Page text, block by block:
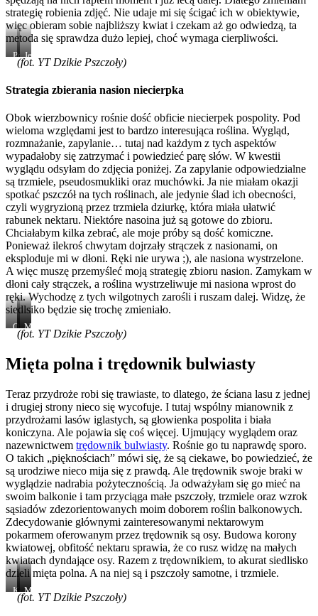
strategię robienia zdjęć. Nie udaje mi się ścigać ich w obiektywie,
więc obieram sobie najbliższy kwiat i czekam aż go odwiedzą, ta
metoda się sprawdza dużo lepiej, choć wymaga cierpliwości.
Pokaźny
okaz
jednak
z
jego
identyfikacją
gatunko,
ktoś
pomoże
;)?
Jest
i
na
drobny
wierzbownicy
(fot. YT Dzikie Pszczoły)
Strategia zbierania nasion niecierpka
Obok wierzbownicy rośnie dość obficie niecierpek pospolity. Pod
wieloma względami jest to bardzo interesująca roślina. Wygląd,
rozmnażanie, zapylanie… tutaj nad każdym z tych aspektów
wypadałoby się zatrzymać i powiedzieć parę słów. W kwestii
wyglądu odsyłam do zdjęcia poniżej. Za zapylanie odpowiedzialne
są trzmiele, pseudosmukliki oraz muchówki. Ja nie miałam okazji
spotkać pszczół na tych roślinach, ale jedynie ślad ich obecności,
czyli wygryzioną przez trzmiela dziurkę, która miała ułatwić
rabunek nektaru. Niektóre nasoina już są gotowe do zbioru.
Chciałabym kilka zebrać, ale moje próby są dość komiczne.
Ponieważ ilekroś chwytam dojrzały strączek z nasionami, on
eksploduje mi w dłoni. Ręki nie urywa ;), ale nasiona wystrzelone.
A więc muszę przemyśleć moją strategię zbioru nasion. Zamykam w
dłoni cały strączek, a roślina wystrzeliwuje mi nasiona wprost do
ręki. Wychodzę z tych wilgotnych zarośli i ruszam dalej. Widzę, że
siedlsiko będzie się trochę zmieniało.
Oryginalny
wygląd
budowa
kwiatu
Niecierpek
pospolity
zacienione
i
stanowiska
Można
zwrócić
na
dziurkę
przez
trzmiela
w
ostrodze
kwiatu
(fot. YT Dzikie Pszczoły)
Mięta polna i trędownik bulwiasty
Teraz przydroże robi się trawiaste, to dlatego, że ściana lasu z jednej
i drugiej strony nieco się wycofuje. I tutaj wspólny mianownik z
przydrożami lasów iglastych, są głowienka pospolita i biała
koniczyna. Ale pojawia się coś więcej. Ujmujący wyglądem oraz
nazewnictwem trędownik bulwiasty. Rośnie go tu naprawdę sporo.
O takich „pięknościach” mówi się, że są ciekawe, bo powiedzieć, że
są urodziwe nieco mija się z prawdą. Ale trędownik swoje braki w
wyglądzie nadrabia pożytecznością. Ja odważyłam się go mieć na
swoim balkonie i tam przyciąga małe pszczoły, trzmiele oraz wzrok
sąsiadów zdezorientowanych moim doborem roślin balkonowych.
Zdecydowanie głównymi zainteresowanymi nektarowym
pokarmem oferowanym przez trędownik są osy. Budowa korony
kwiatowej, obfitość nektaru sprawia, że co rusz widzę na małych
kwiatach dyndające osy. Razem z trędownikiem, to akurat siedlisko
dzieli mięta polna. A na niej są i pszczoły samotne, i trzmiele.
Koniczyna
oraz
Mięta
i
Mięta
a
(fot. YT Dzikie Pszczoły)